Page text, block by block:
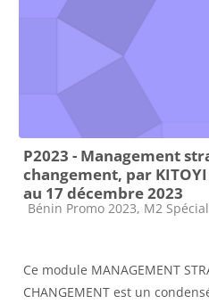
P2023 - Management
changement, par
au 17 décembre 2023
Catégorie de cours
Bénin Promo 2023, M2
Ce module MANAGEMENT
CHANGEMENT est un